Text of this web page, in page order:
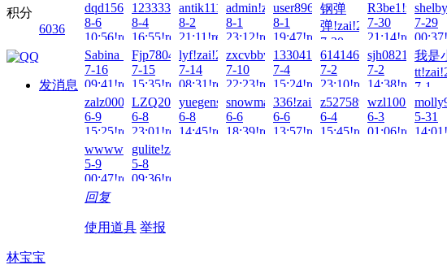
积分
6036
发消息
dqd15627860451!zai!2026-
8-6
10:56!read!
1233331!zai!2026-
8-4
16:55!read!
antik1111!zai!2026-
8-2
21:11!read!
admin!zai!2026-
8-1
23:12!read!
user8963!zai!2026-
8-1
19:47!read!
钢弹
弹!zai!2026-
7-30
21:19!read!
7-30
21:14!read!
7-29
Sabina_06!zai!2026-
7-16
09:41!read!
Fjp780417!zai!2026-
7-15
15:35!read!
lyf!zai!2026-
7-14
08:31!read!
zxcvbbvcxz!zai!2026-
7-10
22:23!read!
133041497007!zai!2026-
7-4
15:24!read!
614146770!zai!2026-
7-2
23:10!read!
7-2
14:38!read!
我是
7-1
zalz000!zai!2026-
6-9
15:25!read!
LZQ2025!zai!2026-
6-8
23:01!read!
yuegensen!zai!2026-
6-8
14:45!read!
snowmaker!zai!2026-
6-6
18:39!read!
336!zai!2026-
6-6
13:57!read!
z527589766!zai!2026-
6-4
15:45!read!
6-3
01:06!read!
5-31
wwwwrrr!zai!2026-
5-9
00:47!read!
gulite!zai!2026-
5-8
09:36!read!
回复
使用道具 举报
林宝宝